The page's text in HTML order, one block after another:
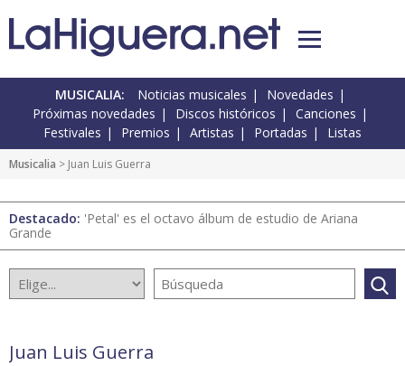
MUSICALIA: Noticias musicales
Novedades
Próximas novedades
Discos históricos
Canciones
Festivales
Premios Artistas Portadas Listas
Musicalia > Juan Luis Guerra
Destacado: 'Petal' es el octavo álbum de estudio de Ariana
Grande
Juan Luis Guerra